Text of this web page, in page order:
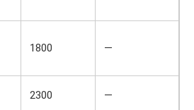
1800 —
2300 —